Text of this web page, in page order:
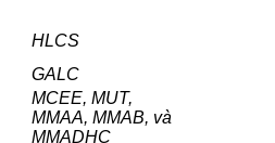
HLCS
GALC
MCEE, MUT,
MMAA, MMAB, và
MMADHC